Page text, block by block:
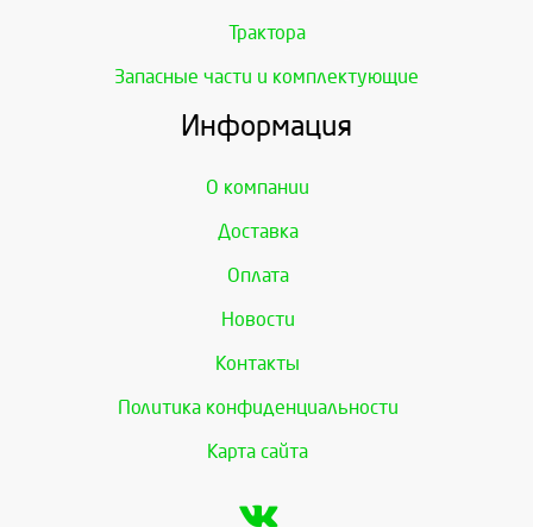
Трактора
Запасные части и комплектующие
Информация
О компании
Доставка
Оплата
Новости
Контакты
Политика конфиденциальности
Карта сайта